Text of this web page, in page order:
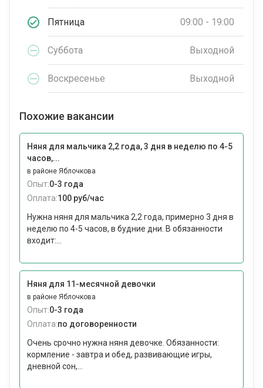
Пятница 09:00 - 19:00
Суббота Выходной
Воскресенье Выходной
Похожие вакансии
Няня для мальчика 2,2 года, 3 дня в неделю по 4-5
часов,...
в районе Яблочкова
Опыт:0-3 года
Оплата:100 руб/час
Нужна няня для мальчика 2,2 года, примерно 3 дня в
неделю по 4-5 часов, в будние дни. В обязанности
входит:...
Няня для 11-месячной девочки
в районе Яблочкова
Опыт:0-3 года
Оплата:по договоренности
Очень срочно нужна няня девочке. Обязанности:
кормление - завтра и обед, развивающие игры,
дневной сон,...